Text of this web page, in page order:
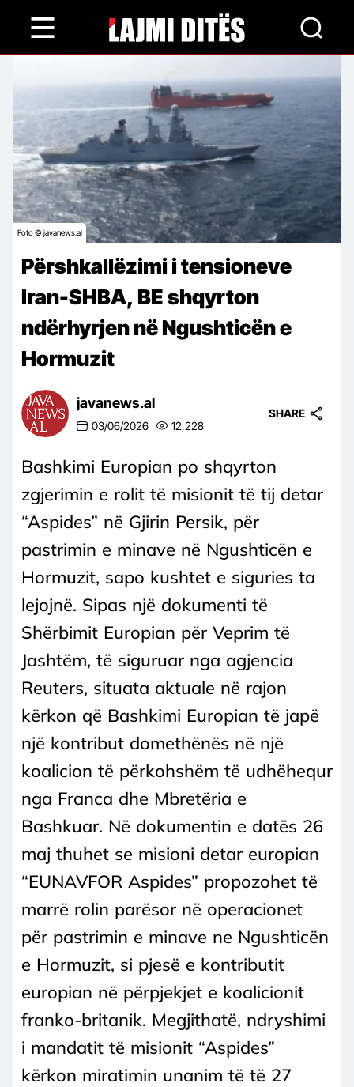
content
Foto © javanews.al
Përshkallëzimi i tensioneve
Iran-SHBA, BE shqyrton
ndërhyrjen në Ngushticën e
Hormuzit
javanews.al
03/06/2026 12,228
SHARE
Bashkimi Europian po shqyrton
zgjerimin e rolit të misionit të tij detar
“Aspides” në Gjirin Persik, për
pastrimin e minave në Ngushticën e
Hormuzit, sapo kushtet e siguries ta
lejojnë. Sipas një dokumenti të
Shërbimit Europian për Veprim të
Jashtëm, të siguruar nga agjencia
Reuters, situata aktuale në rajon
kërkon që Bashkimi Europian të japë
një kontribut domethënës në një
koalicion të përkohshëm të udhëhequr
nga Franca dhe Mbretëria e
Bashkuar. Në dokumentin e datës 26
maj thuhet se misioni detar europian
“EUNAVFOR Aspides” propozohet të
marrë rolin parësor në operacionet
për pastrimin e minave ne Ngushticën
e Hormuzit, si pjesë e kontributit
europian në përpjekjet e koalicionit
franko-britanik. Megjithatë, ndryshimi
i mandatit të misionit “Aspides”
kërkon miratimin unanim të të 27